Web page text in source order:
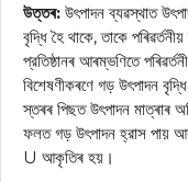
উত্তৰ: উৎপাদন ব্যৱস্থাত
বৃদ্ধি হৈ থাকে, তাকে
প্রতিষ্ঠানৰ আৰম্ভণিতে
বিশেষণীকৰণে গড় উৎপাদন
স্তৰৰ পিছত উৎপাদন মাত্ৰাৰ
ফলত গড় উৎপাদন হ্রাস পায়
U আকৃতিৰ হয়।